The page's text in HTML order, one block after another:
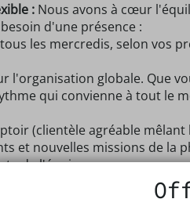
: Nous avons à cœur
d'une présence :
les mercredis, selon vos
l'organisation globale. Que
qui convienne à tout le
(clientèle agréable
et nouvelles missions de la
de l'équipe.
exigé (ou certificat